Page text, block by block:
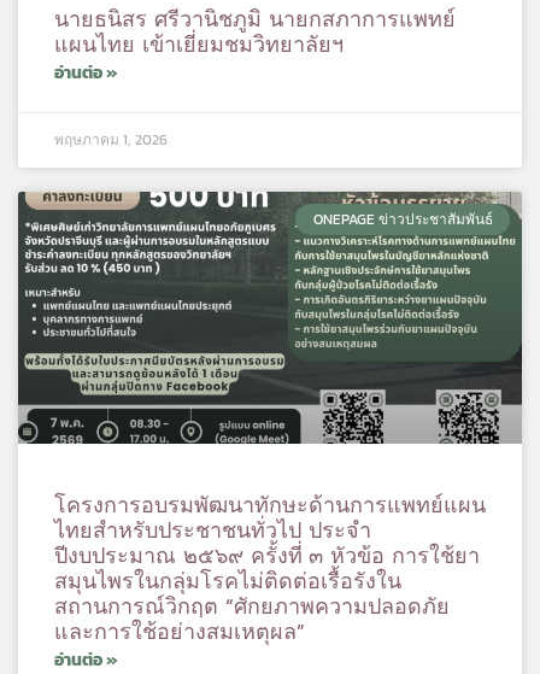
นายธนิสร ศรีวานิชภูมิ นายกสภาการแพทย์
แผนไทย เข้าเยี่ยมชมวิทยาลัยฯ
อ่านต่อ »
พฤษภาคม 1, 2026
ONEPAGE ข่าวประชาสัมพันธ์
โครงการอบรมพัฒนาทักษะด้านการแพทย์แผน
ไทยสำหรับประชาชนทั่วไป ประจำ
ปีงบประมาณ ๒๕๖๙ ครั้งที่ ๓ หัวข้อ การใช้ยา
สมุนไพรในกลุ่มโรคไม่ติดต่อเรื้อรังใน
สถานการณ์วิกฤต “ศักยภาพความปลอดภัย
และการใช้อย่างสมเหตุผล”
อ่านต่อ »